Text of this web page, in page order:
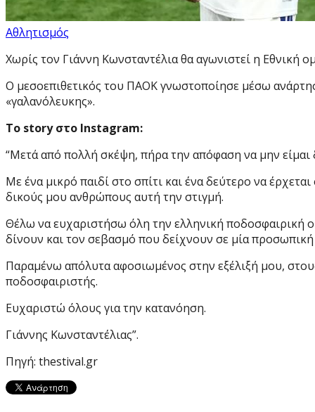
Αθλητισμός
Χωρίς τον Γιάννη Κωνσταντέλια θα αγωνιστεί η Εθνική
Ο μεσοεπιθετικός του ΠΑΟΚ γνωστοποίησε μέσω
«γαλανόλευκης».
Το story στο Instagram:
“Μετά από πολλή σκέψη, πήρα την απόφαση να μην είμαι
Με ένα μικρό παιδί στο σπίτι και ένα δεύτερο να
δικούς μου ανθρώπους αυτή την στιγμή.
Θέλω να ευχαριστήσω όλη την ελληνική ποδοσφαιρική
δίνουν και τον σεβασμό που δείχνουν σε μία
Παραμένω απόλυτα αφοσιωμένος στην εξέλιξή μου,
ποδοσφαιριστής.
Ευχαριστώ όλους για την κατανόηση.
Γιάννης Κωνσταντέλιας”.
Πηγή: thestival.gr